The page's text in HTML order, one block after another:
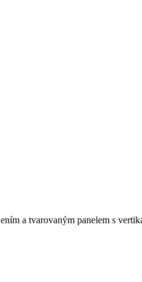
a tvarovaným panelem s